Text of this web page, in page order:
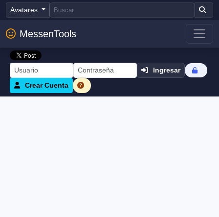
Avatares
MessenTools
Ingresar
Crear Cuenta